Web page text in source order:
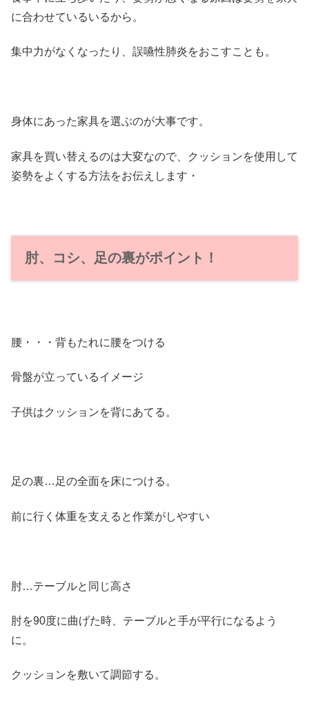
に合わせているいるから。
集中力がなくなったり、誤嚥性肺炎をおこすことも。
身体にあった家具を選ぶのが大事です。
家具を買い替えるのは大変なので、クッションを使用して
姿勢をよくする方法をお伝えします・
肘、コシ、足の裏がポイント！
腰・・・背もたれに腰をつける
骨盤が立っているイメージ
子供はクッションを背にあてる。
足の裏…足の全面を床につける。
前に行く体重を支えると作業がしやすい
肘…テーブルと同じ高さ
肘を90度に曲げた時、テーブルと手が平行になるよう
に。
クッションを敷いて調節する。